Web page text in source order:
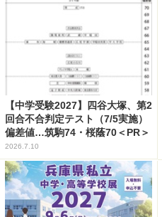
【中学受験2027】四谷大塚、第2
回合不合判定テスト（7/5実施）
偏差値…筑駒74・桜蔭70＜PR＞
2026.7.10